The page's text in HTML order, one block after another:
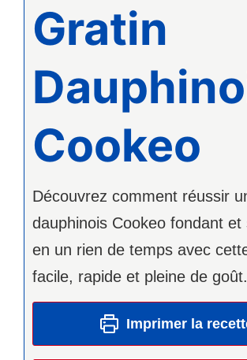
Gratin
Cookeo
Découvrez comment réussir
dauphinois Cookeo fondant et
en un rien de temps avec
facile, rapide et pleine de goût.
Imprimer la